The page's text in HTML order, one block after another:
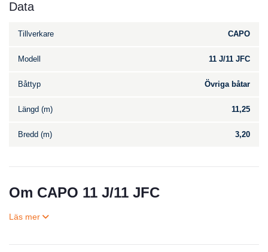
Data
Tillverkare CAPO
Modell 11 J/11 JFC
Båttyp Övriga båtar
Längd (m) 11,25
Bredd (m) 3,20
Om CAPO 11 J/11 JFC